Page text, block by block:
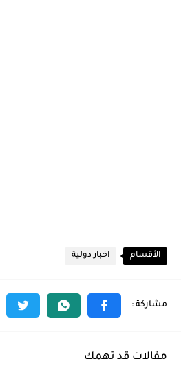
الأقسام اخبار دولية
مقالات قد تهمك